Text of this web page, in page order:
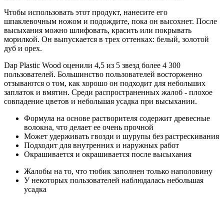
Чтобы использовать этот продукт, нанесите его
шпаклевочным ножом и подождите, пока он высохнет. После
высыхания можно шлифовать, красить или покрывать
морилкой. Он выпускается в трех оттенках: белый, золотой
дуб и орех.
Dap Plastic Wood оценили 4,5 из 5 звезд более 4 300
пользователей. Большинство пользователей восторженно
отзываются о том, как хорошо он подходит для небольших
заплаток и вмятин. Среди распространенных жалоб - плохое
совпадение цветов и небольшая усадка при высыхании.
Формула на основе растворителя содержит древесные
волокна, что делает ее очень прочной
Может удерживать гвозди и шурупы без растрескивания
Подходит для внутренних и наружных работ
Окрашивается и окрашивается после высыхания
Жалобы на то, что тюбик заполнен только наполовину
У некоторых пользователей наблюдалась небольшая
усадка